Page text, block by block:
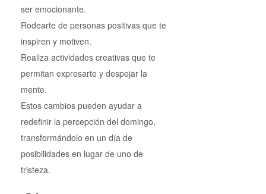
ser emocionante.
Rodearte de personas positivas que te
inspiren y motiven.
Realiza actividades creativas que te
permitan expresarte y despejar la
mente.
Estos cambios pueden ayudar a
redefinir la percepción del domingo,
transformándolo en un día de
posibilidades en lugar de uno de
tristeza.